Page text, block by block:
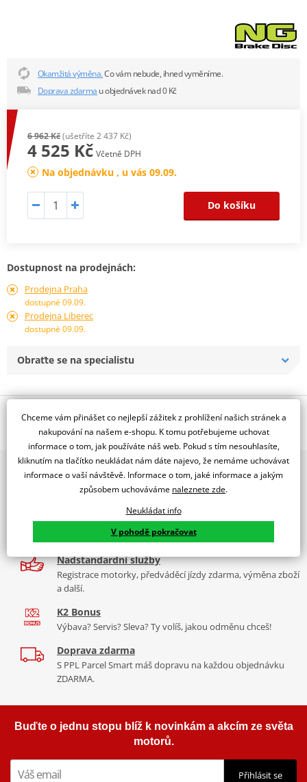
Okamžitá výměna.Co vám nebude, ihned vyměníme.
Doprava zdarma u objednávek nad 0 Kč
6 962 Kč(ušetříte 2 437 Kč)
4 525 Kč Včetně DPH
Na objednávku , u vás 09.09.
Do košíku
Dostupnost na prodejnách:
Prodejna Praha
dostupné 09.09.
Prodejna Liberec
dostupné 09.09.
Obraťte se na specialistu
Popis a parametry
Jsme autorizovaný
dealer značky NG
Plovoucí, D320, d90 t5,02x multibrand showroom
9 značek motocyklů, servis, oblečení, doplňky i náhradní
díly, to vše v Praze a Liberci
Více než 30 let zkušeností
Za řídítky motorek, v servisu i prodeji moto vybavení
Nadstandardní služby
Registrace motorky, předváděcí jízdy zdarma, výměna zboží
a další.
K2 Bonus
Výbava? Servis? Sleva? Ty volíš, jakou odměnu chceš!
Doprava zdarma
S PPL Parcel Smart máš dopravu na každou objednávku
ZDARMA.
Buďte o jednu stopu blíž k novinkám a akcím ze světa
motorů.
Přihlásit se
Chceme vám přinášet co nejlepší zážitek z prohlížení našich stránek a
nakupování na našem e-shopu. K tomu potřebujeme uchovat
informace o tom, jak používáte náš web. Pokud s tím nesouhlasíte,
kliknutím na tlačítko neukládat nám dáte najevo, že nemáme uchovávat
informace o vaší návštěvě. Informace o tom, jaké informace a jakým
způsobem uchováváme naleznete zde.
Neukládat info
V pohodě pokračovat